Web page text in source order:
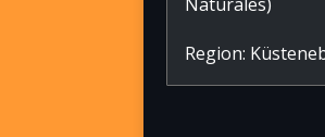
Region: